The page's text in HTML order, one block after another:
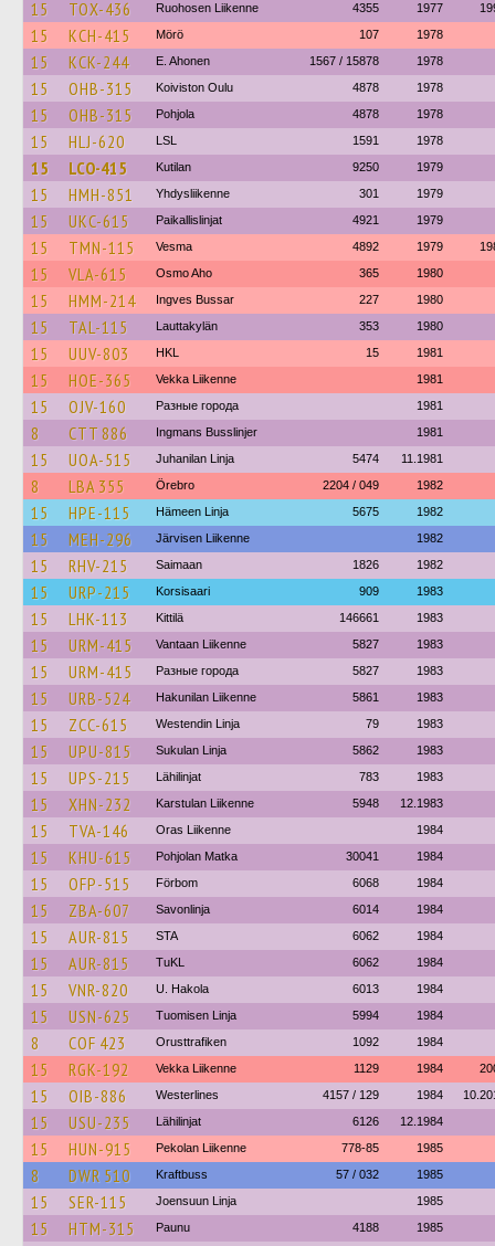
15 TOX-436 Ruohosen Liikenne 4355 1977
15 KCH-415 Mörö 107 1978
15 KCK-244 E. Ahonen 1567 / 15878 1978
15 OHB-315 Koiviston Oulu 4878 1978
15 OHB-315 Pohjola 4878 1978
15 HLJ-620 LSL 1591 1978
15 LCO-415 Kutilan 9250 1979
15 HMH-851 Yhdysliikenne 301 1979
15 UKC-615 Paikallislinjat 4921 1979
15 TMN-115 Vesma 4892 1979
15 VLA-615 Osmo Aho 365 1980
15 HMM-214 Ingves Bussar 227 1980
15 TAL-115 Lauttakylän 353 1980
15 UUV-803 HKL 15 1981
15 HOE-365 Vekka Liikenne 1981
15 OJV-160 Разные города 1981
8 CTT 886 Ingmans Busslinjer 1981
15 UOA-515 Juhanilan Linja 5474 11.1981
8 LBA 355 Örebro 2204 / 049 1982
15 HPE-115 Hämeen Linja 5675 1982
15 MEH-296 Järvisen Liikenne 1982
15 RHV-215 Saimaan 1826 1982
15 URP-215 Korsisaari 909 1983
15 LHK-113 Kittilä 146661 1983
15 URM-415 Vantaan Liikenne 5827 1983
15 URM-415 Разные города 5827 1983
15 URB-524 Hakunilan Liikenne 5861 1983
15 ZCC-615 Westendin Linja 79 1983
15 UPU-815 Sukulan Linja 5862 1983
15 UPS-215 Lähilinjat 783 1983
15 XHN-232 Karstulan Liikenne 5948 12.1983
15 TVA-146 Oras Liikenne 1984
15 KHU-615 Pohjolan Matka 30041 1984
15 OFP-515 Förbom 6068 1984
15 ZBA-607 Savonlinja 6014 1984
15 AUR-815 STA 6062 1984
15 AUR-815 TuKL 6062 1984
15 VNR-820 U. Hakola 6013 1984
15 USN-625 Tuomisen Linja 5994 1984
8 COF 423 Orusttrafiken 1092 1984
15 RGK-192 Vekka Liikenne 1129 1984
15 OIB-886 Westerlines 4157 / 129 1984
15 USU-235 Lähilinjat 6126 12.1984
15 HUN-915 Pekolan Liikenne 778-85 1985
8 DWR 510 Kraftbuss 57 / 032 1985
15 SER-115 Joensuun Linja 1985
15 HTM-315 Paunu 4188 1985